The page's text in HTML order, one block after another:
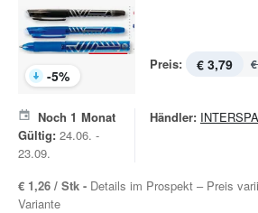
-5%
Preis: € 3,79
Noch 1 Monat
Gültig: 24.06. -
23.09.
Händler:
€ 1,26 / Stk - Details im Prospekt – Preis
Variante